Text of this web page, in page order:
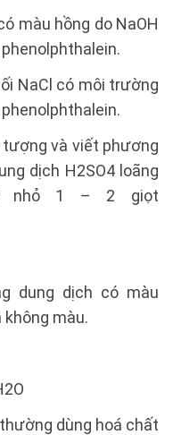
màu hồng do NaOH
NaCl có môi trường
tượng và viết phương
dịch H2SO4 loãng
nhỏ 1 – 2 giọt
dung dịch có màu
không màu.
dùng hoá chất